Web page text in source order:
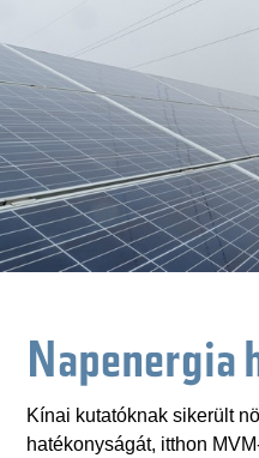
Napenergia
Kínai kutatóknak sikerült
hatékonyságát, itthon